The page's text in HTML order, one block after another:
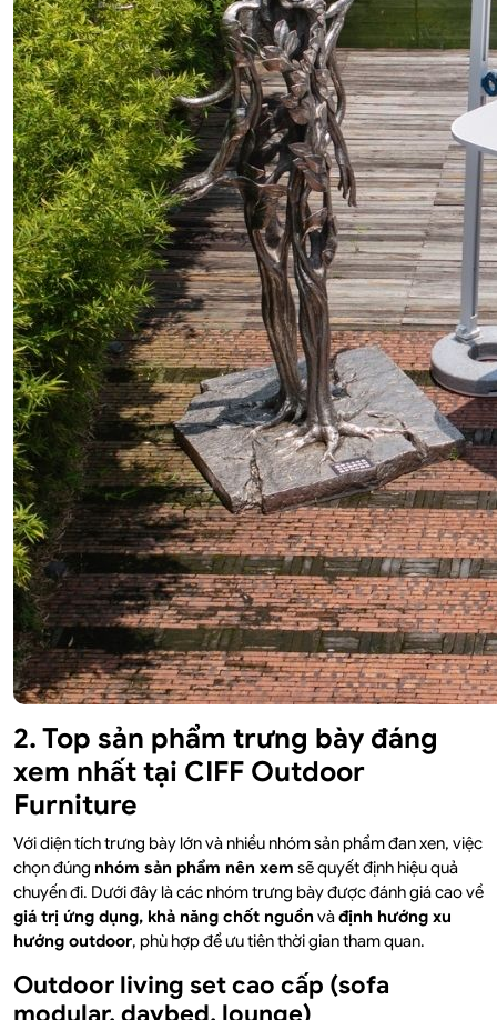
2. Top sản phẩm trưng bày đáng
xem nhất tại CIFF Outdoor
Furniture
Với diện tích trưng bày lớn và nhiều nhóm sản phẩm đan xen, việc
chọn đúng nhóm sản phẩm nên xem sẽ quyết định hiệu quả
chuyến đi. Dưới đây là các nhóm trưng bày được đánh giá cao về
giá trị ứng dụng, khả năng chốt nguồn vàđịnh hướng xu
hướng outdoor, phù hợp để ưu tiên thời gian tham quan.
Outdoor living set cao cấp (sofa